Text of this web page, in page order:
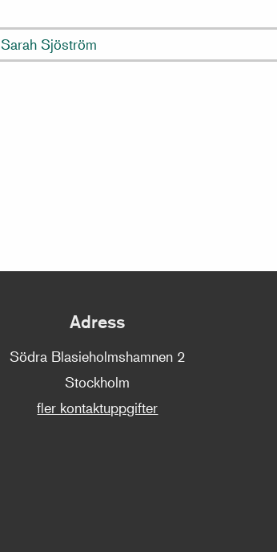
Sjöström
Adress
Södra Blasieholmshamnen 2
Stockholm
fler kontaktuppgifter